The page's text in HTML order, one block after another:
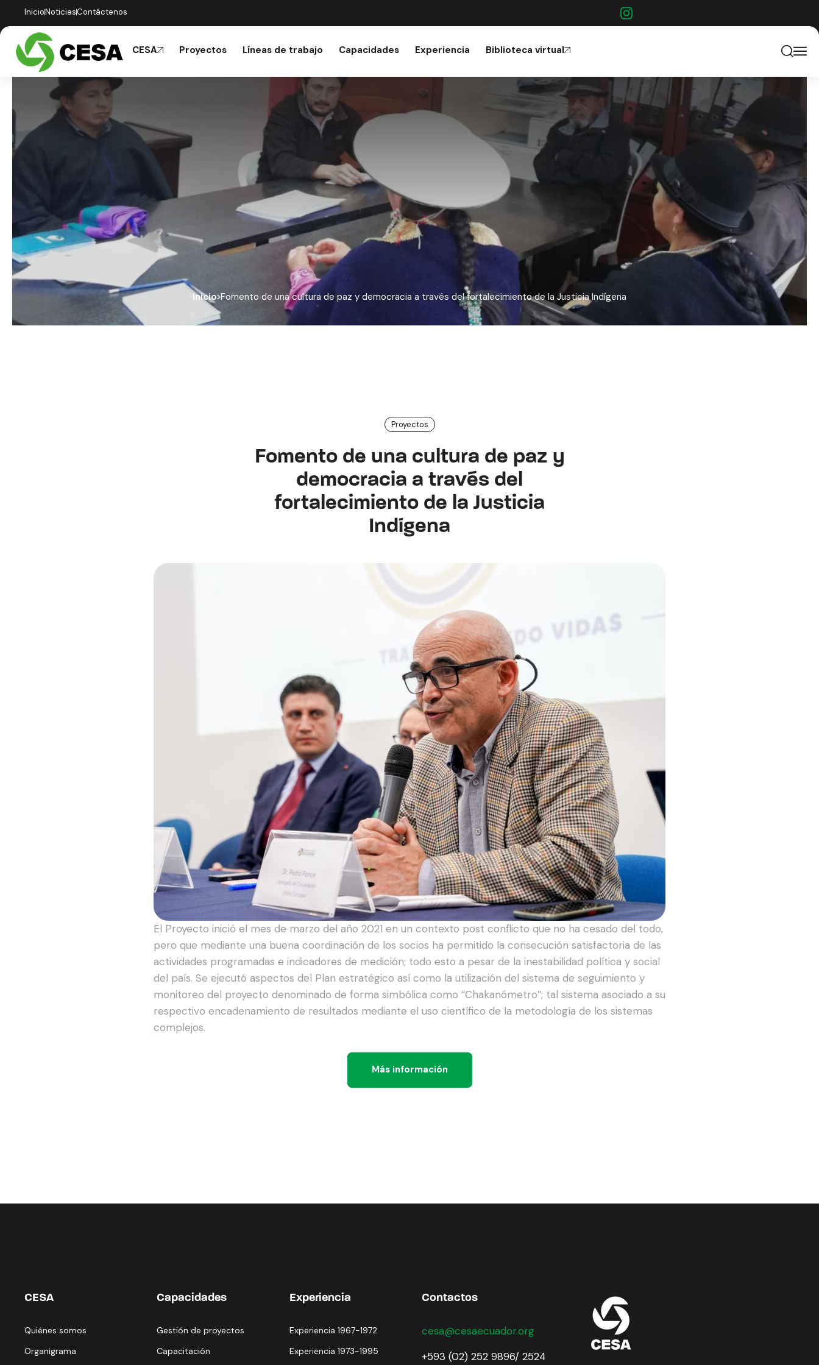
InicioNoticiasContáctenos
CESA Proyectos Líneas de trabajo Capacidades Experiencia Biblioteca virtual
Inicio Fomento de una cultura de paz y democracia a través del fortalecimiento de la Justicia Indígena
Proyectos
Fomento de una cultura de paz y
democracia a través del
fortalecimiento de la Justicia
Indígena
El Proyecto inició el mes de marzo del año 2021 en un contexto post conflicto que no ha cesado del todo,
pero que mediante una buena coordinación de los socios ha permitido la consecución satisfactoria de las
actividades programadas e indicadores de medición; todo esto a pesar de la inestabilidad política y social
del país. Se ejecutó aspectos del Plan estratégico así como la utilización del sistema de seguimiento y
monitoreo del proyecto denominado de forma simbólica como “Chakanómetro”; tal sistema asociado a su
respectivo encadenamiento de resultados mediante el uso científico de la metodología de los sistemas
complejos.
Más información
CESA
Quiénes somos
Organigrama
Capacidades
Gestión de proyectos
Capacitación
Experiencia
Experiencia 1967-1972
Experiencia 1973-1995
Contactos
cesa@cesaecuador.org
+593 (02) 252 9896/ 2524